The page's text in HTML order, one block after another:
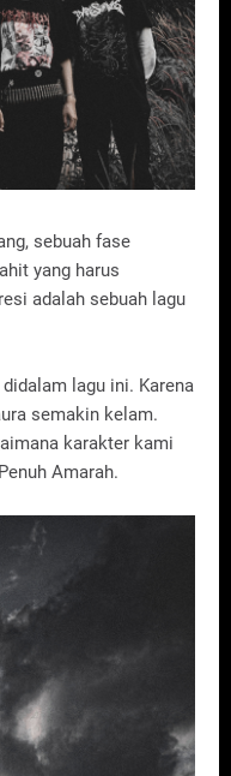
sebuah fase
yang harus
adalah sebuah lagu
lagu ini. Karena
semakin kelam.
karakter kami
Amarah.